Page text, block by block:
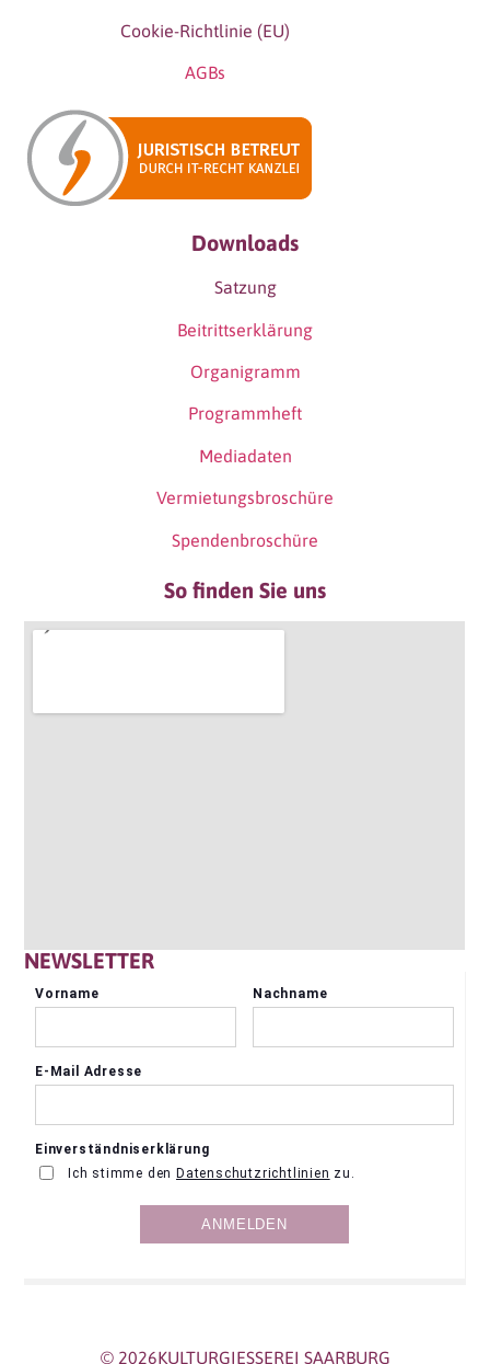
Cookie-Richtlinie (EU)
AGBs
Downloads
Satzung
Beitrittserklärung
Organigramm
Programmheft
Mediadaten
Vermietungsbroschüre
Spendenbroschüre
So finden Sie uns
NEWSLETTER
© 2026KULTURGIESSEREI SAARBURG